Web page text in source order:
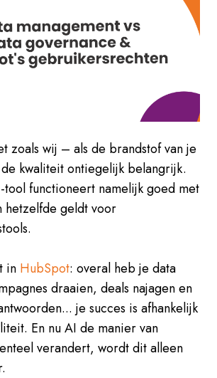
zoals wij – als de brandstof van je
kwaliteit ontiegelijk belangrijk.
tool functioneert namelijk goed met
hetzelfde geldt voor
in HubSpot: overal heb je data
draaien, deals najagen en
je succes is afhankelijk
En nu AI de manier van
verandert, wordt dit alleen